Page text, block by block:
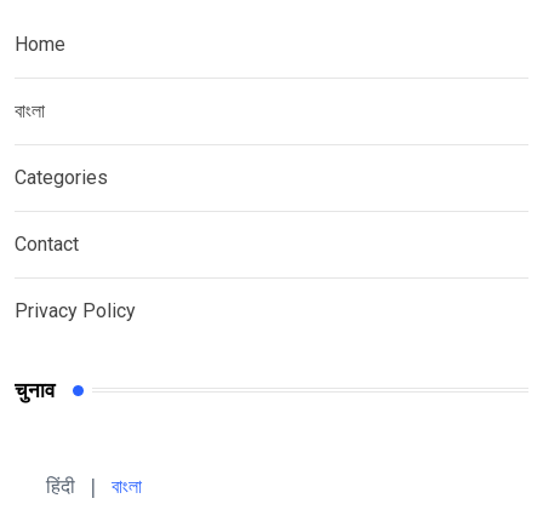
Home
বাংলা
Categories
Contact
Privacy Policy
चुनाव
हिंदी বাংলা